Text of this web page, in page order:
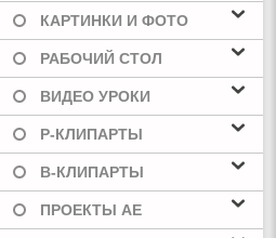
КАРТИНКИ И ФОТО
РАБОЧИЙ СТОЛ
ВИДЕО УРОКИ
Р-КЛИПАРТЫ
В-КЛИПАРТЫ
ПРОЕКТЫ AE